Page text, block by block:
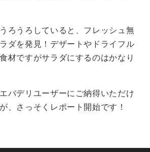
ろうろしていると、フレッシュ無
ダを発見！デザートやドライフル
材ですがサラダにするのはかなり
バデリユーザーにご納得いただけ
、さっそくレポート開始です！